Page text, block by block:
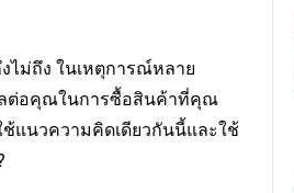
ม่ถึง ในเหตุการณ์หลาย
ลต่อคุณในการซื้อสินค้าที่คุณ
แนวความคิดเดียวกันนี้และใช้